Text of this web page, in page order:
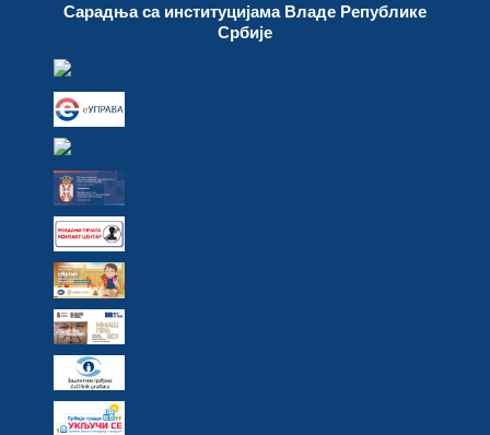
Сарадња са институцијама Владе Републике
Србије